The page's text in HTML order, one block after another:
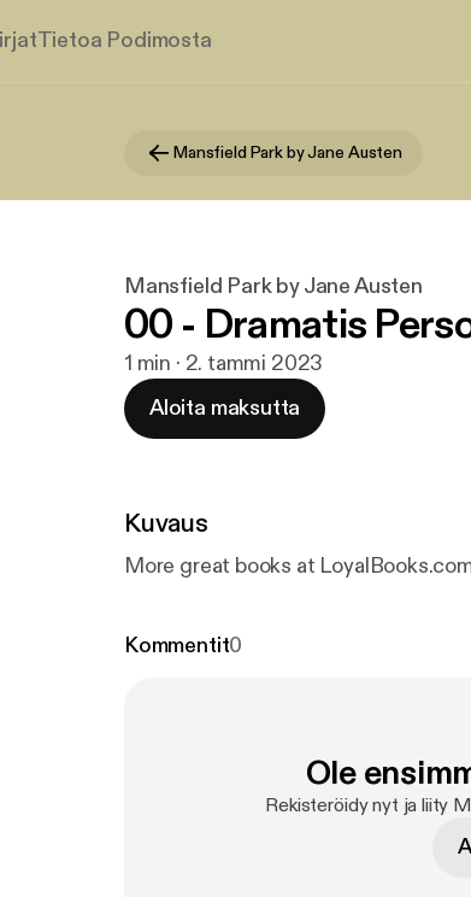
Tietoa Podimosta
Mansfield Park by Jane Austen
Mansfield Park by Jane Austen
00 - Dramatis
1 min · 2. tammi 2023
Aloita maksutta
Kuvaus
More great books at
Kommentit0
Ole
Rekisteröidy nyt ja liity